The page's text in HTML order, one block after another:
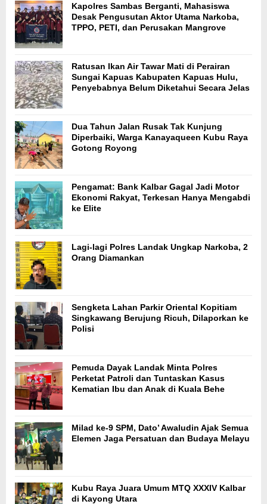
Kapolres Sambas Berganti, Mahasiswa
Desak Pengusutan Aktor Utama Narkoba,
TPPO, PETI, dan Perusakan Mangrove
Ratusan Ikan Air Tawar Mati di Perairan
Sungai Kapuas Kabupaten Kapuas Hulu,
Penyebabnya Belum Diketahui Secara Jelas
Dua Tahun Jalan Rusak Tak Kunjung
Diperbaiki, Warga Kanayaqueen Kubu Raya
Gotong Royong
Pengamat: Bank Kalbar Gagal Jadi Motor
Ekonomi Rakyat, Terkesan Hanya Mengabdi
ke Elite
Lagi-lagi Polres Landak Ungkap Narkoba, 2
Orang Diamankan
Sengketa Lahan Parkir Oriental Kopitiam
Singkawang Berujung Ricuh, Dilaporkan ke
Polisi
Pemuda Dayak Landak Minta Polres
Perketat Patroli dan Tuntaskan Kasus
Kematian Ibu dan Anak di Kuala Behe
Milad ke-9 SPM, Dato’ Awaludin Ajak Semua
Elemen Jaga Persatuan dan Budaya Melayu
Kubu Raya Juara Umum MTQ XXXIV Kalbar
di Kayong Utara